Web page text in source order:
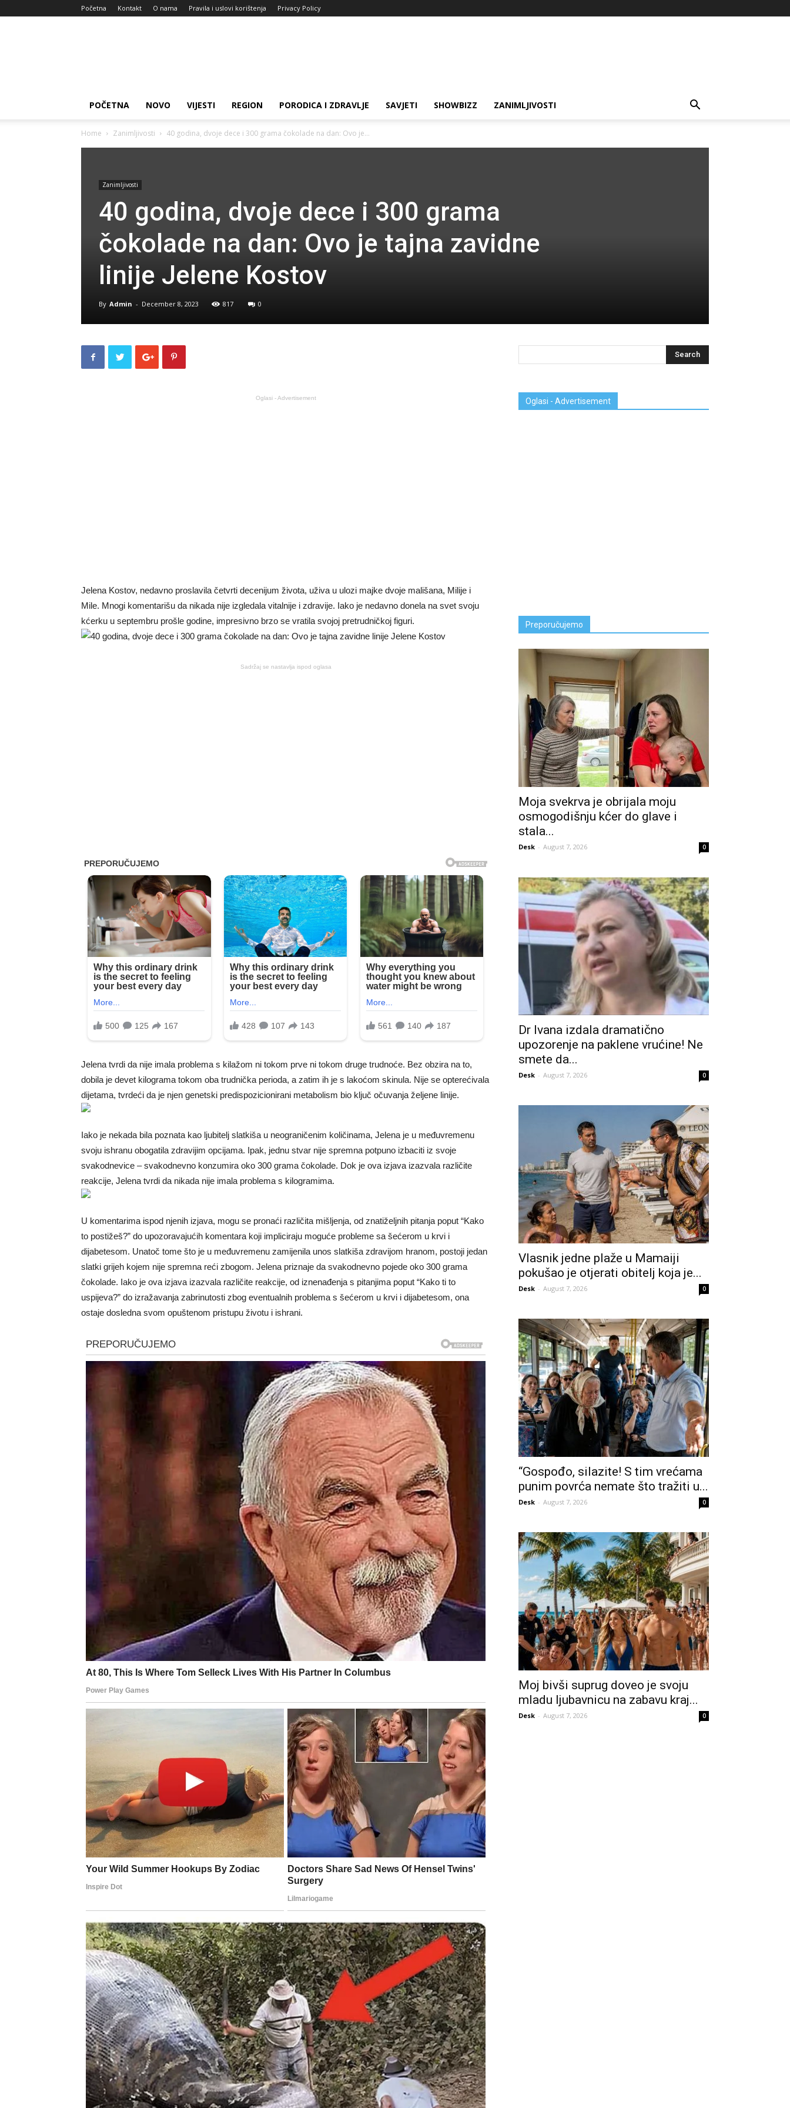
Početna Kontakt O nama Pravila i uslovi korištenja Privacy Policy
POČETNA NOVO VIJESTI REGION PORODICA I ZDRAVLJE SAVJETI SHOWBIZZ ZANIMLJIVOSTI
Home Zanimljivosti 40 godina, dvoje dece i 300 grama čokolade na dan: Ovo je...
Zanimljivosti
40 godina, dvoje dece i 300 grama
čokolade na dan: Ovo je tajna zavidne
linije Jelene Kostov
By Admin - December 8, 2023 817 0
Oglasi - Advertisement
Jelena Kostov, nedavno proslavila četvrti decenijum života, uživa u ulozi majke dvoje mališana, Milije i
Mile. Mnogi komentarišu da nikada nije izgledala vitalnije i zdravije. Iako je nedavno donela na svet svoju
kćerku u septembru prošle godine, impresivno brzo se vratila svojoj pretrudničkoj figuri.
Sadržaj se nastavlja ispod oglasa
Jelena tvrdi da nije imala problema s kilažom ni tokom prve ni tokom druge trudnoće. Bez obzira na to,
dobila je devet kilograma tokom oba trudnička perioda, a zatim ih je s lakoćom skinula. Nije se opterećivala
dijetama, tvrdeći da je njen genetski predispozicionirani metabolism bio ključ očuvanja željene linije.
Iako je nekada bila poznata kao ljubitelj slatkiša u neograničenim količinama, Jelena je u međuvremenu
svoju ishranu obogatila zdravijim opcijama. Ipak, jednu stvar nije spremna potpuno izbaciti iz svoje
svakodnevice – svakodnevno konzumira oko 300 grama čokolade. Dok je ova izjava izazvala različite
reakcije, Jelena tvrdi da nikada nije imala problema s kilogramima.
U komentarima ispod njenih izjava, mogu se pronaći različita mišljenja, od znatiželjnih pitanja poput “Kako
to postižeš?” do upozoravajućih komentara koji impliciraju moguće probleme sa šećerom u krvi i
dijabetesom. Unatoč tome što je u međuvremenu zamijenila unos slatkiša zdravijom hranom, postoji jedan
slatki grijeh kojem nije spremna reći zbogom. Jelena priznaje da svakodnevno pojede oko 300 grama
čokolade. Iako je ova izjava izazvala različite reakcije, od iznenađenja s pitanjima poput “Kako ti to
uspijeva?” do izražavanja zabrinutosti zbog eventualnih problema s šećerom u krvi i dijabetesom, ona
ostaje dosledna svom opuštenom pristupu životu i ishrani.
Oglasi - Advertisement
Preporučujemo
Moja svekrva je obrijala moju
osmogodišnju kćer do glave i
stala...
Desk - August 7, 2026 0
Dr Ivana izdala dramatično
upozorenje na paklene vrućine! Ne
smete da...
Desk - August 7, 2026 0
Vlasnik jedne plaže u Mamaiji
pokušao je otjerati obitelj koja je...
Desk - August 7, 2026 0
“Gospođo, silazite! S tim vrećama
punim povrća nemate što tražiti u...
Desk - August 7, 2026 0
Moj bivši suprug doveo je svoju
mladu ljubavnicu na zabavu kraj...
Desk - August 7, 2026 0